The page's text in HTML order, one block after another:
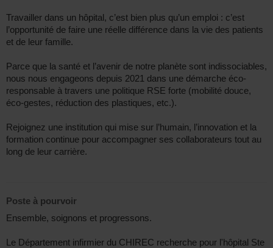
Travailler dans un hôpital, c’est bien plus qu’un emploi : c’est
l’opportunité de faire une réelle différence dans la vie des patients
et de leur famille.
Parce que la santé et l’avenir de notre planète sont indissociables,
nous nous engageons depuis 2021 dans une démarche éco-
responsable à travers une politique RSE forte (mobilité douce,
éco-gestes, réduction des plastiques, etc.).
Rejoignez une institution qui mise sur l’humain, l’innovation et la
formation continue pour accompagner ses collaborateurs tout au
long de leur carrière.
Poste à pourvoir
Ensemble, soignons et progressons.
Le Département infirmier du CHIREC recherche pour l'hôpital Ste